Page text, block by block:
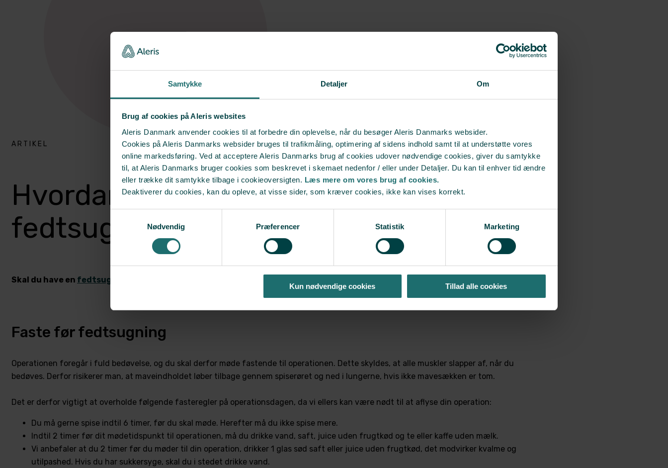
Samtykke Detaljer Om
Brug af cookies på Aleris websites
Aleris Danmark anvender cookies til at forbedre din oplevelse, når du besøger Aleris Danmarks websider.
Cookies på Aleris Danmarks websider bruges til trafikmåling, optimering af sidens indhold samt til at understøtte vores
online markedsføring. Ved at acceptere Aleris Danmarks brug af cookies udover nødvendige cookies, giver du samtykke
til, at Aleris Danmarks bruger cookies som beskrevet i skemaet nedenfor / eller under Detaljer. Du kan til enhver tid ændre
eller trække dit samtykke tilbage i cookieoversigten. Læs mere om vores brug af cookies.
Deaktiverer du cookies, kan du opleve, at visse sider, som kræver cookies, ikke kan vises korrekt.
Nødvendig
Præferencer Statistik Marketing
Kun nødvendige cookies Tillad alle cookies
ARTIKEL
Hvordan forbereder jeg mig på en
fedtsugning?
Skal du have en fedtsugning
Faste før fedtsugning
Operationen foregår i fuld bedøvelse, og du skal derfor møde fastende til operationen. Dette skyldes, at alle muskler slapper af, når du
bedøves. Derfor risikerer man, at maveindholdet løber tilbage gennem spiserøret og ned i lungerne, hvis ikke mavesækken er tom.
Det er derfor vigtigt at overholde følgende fasteregler på operationsdagen, da vi ellers kan være nødt til at aflyse din operation:
Du må gerne spise indtil 6 timer, før du skal møde. Herefter må du ikke spise mere.
Indtil 2 timer før dit mødetidspunkt til operationen, må du drikke vand, saft, juice uden frugtkød og te eller kaffe uden mælk.
Vi anbefaler at du 2 timer før du møder til din operation, drikker 1 glas sød saft eller juice uden frugtkød, det modvirker kvalme og
utilpashed. Hvis du har sukkersyge, skal du i stedet drikke vand.